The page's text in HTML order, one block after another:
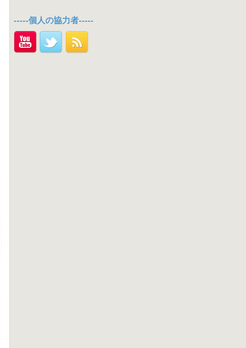
-----個人の協力者-----